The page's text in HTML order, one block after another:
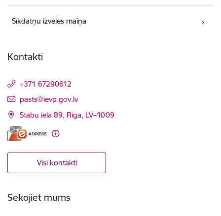
Sīkdatņu izvēles maiņa
Kontakti
+371 67290612
E-pasts:
pasts@ievp.gov.lv
Stabu iela 89, Rīga, LV–1009
Visi kontakti
Sekojiet mums